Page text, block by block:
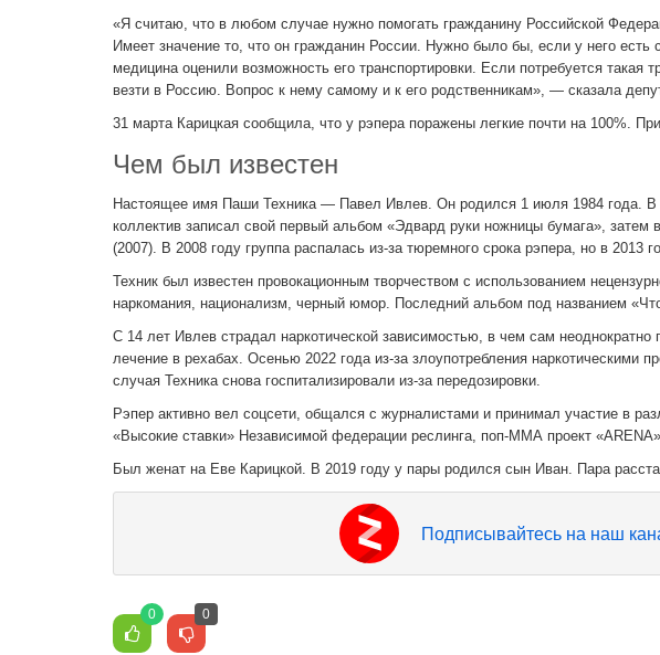
«Я считаю, что в любом случае нужно помогать гражданину Российской
Имеет значение то, что он гражданин России. Нужно было бы, если у него есть
медицина оценили возможность его транспортировки. Если потребуется такая
везти в Россию. Вопрос к нему самому и к его родственникам», — сказала
31 марта Карицкая сообщила, что у рэпера поражены легкие почти на 100%.
Чем был известен
Настоящее имя Паши Техника — Павел Ивлев. Он родился 1 июля 1984 года. В
коллектив записал свой первый альбом «Эдвард руки ножницы бумага»,
(2007). В 2008 году группа распалась из-за тюремного срока рэпера, но в 2013
Техник был известен провокационным творчеством с использованием
наркомания, национализм, черный юмор. Последний альбом под названием
С 14 лет Ивлев страдал наркотической зависимостью, в чем сам
лечение в рехабах. Осенью 2022 года из-за злоупотребления наркотическими
случая Техника снова госпитализировали из-за передозировки.
Рэпер активно вел соцсети, общался с журналистами и принимал участие в
«Высокие ставки» Независимой федерации реслинга, поп-ММА проект
Был женат на Еве Карицкой. В 2019 году у пары родился сын Иван. Пара
Подписывайтесь на наш
0 0